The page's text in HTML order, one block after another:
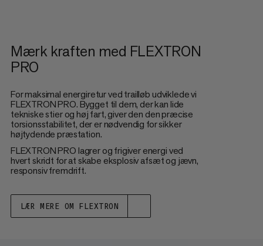
Mærk kraften med FLEXTRON
PRO
For maksimal energiretur ved trailløb udviklede vi
FLEXTRON PRO. Bygget til dem, der kan lide
tekniske stier og høj fart, giver den den præcise
torsionsstabilitet, der er nødvendig for sikker
højtydende præstation.
FLEXTRON PRO lagrer og frigiver energi ved
hvert skridt for at skabe eksplosiv afsæt og jævn,
responsiv fremdrift.
LÆR MERE OM FLEXTRON